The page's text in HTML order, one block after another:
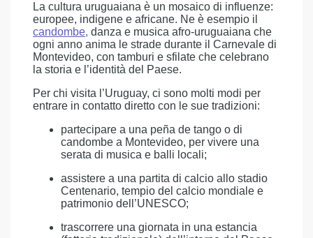
La cultura uruguaiana è un mosaico di influenze:
europee, indigene e africane. Ne è esempio il
candombe, danza e musica afro-uruguaiana che
ogni anno anima le strade durante il Carnevale di
Montevideo, con tamburi e sfilate che celebrano
la storia e l’identità del Paese.
Per chi visita l’Uruguay, ci sono molti modi per
entrare in contatto diretto con le sue tradizioni:
partecipare a una peña de tango o di
candombe a Montevideo, per vivere una
serata di musica e balli locali;
assistere a una partita di calcio allo stadio
Centenario, tempio del calcio mondiale e
patrimonio dell’UNESCO;
trascorrere una giornata in una estancia